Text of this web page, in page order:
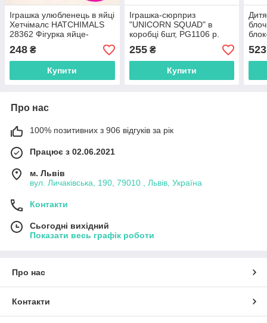
Іграшка улюбленець в яйці
Хетчімалс HATCHIMALS
28362 Фігурка яйце-
сюрприз Season 1
CollEGGtibles
248 ₴
Купити
Іграшка-сюрприз
"UNICORN SQUAD" в
коробці 6шт, PG1106 р.
30,8*20,8*16см.
255₴
Купити
523
Про нас
100% позитивних з 906 відгуків за рік
Працює з 02.06.2021
м. Львів
вул. Личаківська, 190, 79010 , Львів, Україна
Контакти
Сьогодні вихідний
Показати весь графік роботи
Про нас
Контакти